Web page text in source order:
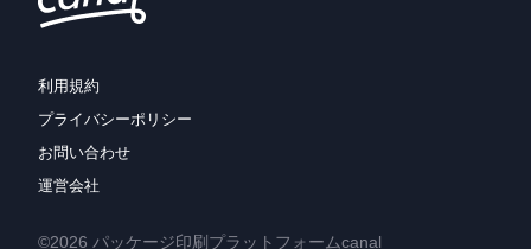
利用規約
プライバシーポリシー
お問い合わせ
運営会社
©2026 パッケージ印刷プラットフォームcanal